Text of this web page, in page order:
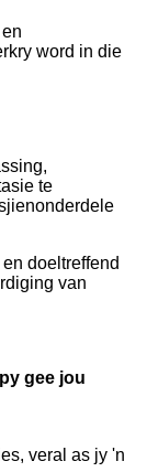
word in die
te
doeltreffend
van
gee jou
veral as jy 'n